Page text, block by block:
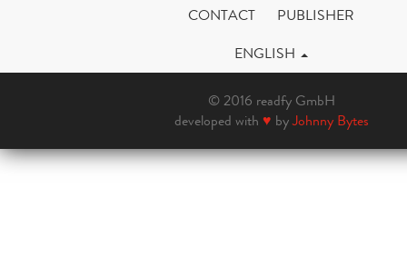
CONTACT
PUBLISHER
ENGLISH
© 2016 readfy GmbH
developed with ♥ byJohnny Bytes